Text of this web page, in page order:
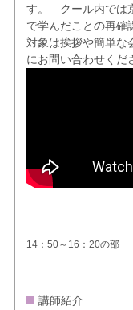
す。 クール内では
で学んだことの再
対象は挨拶や簡単な
にお問い合わせくだ
14：50～16：20の部
講師紹介